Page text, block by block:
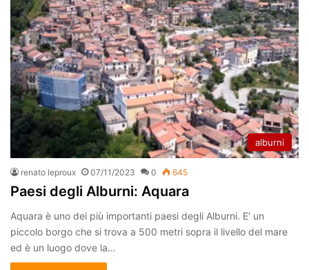
alburni
renato leproux 07/11/2023 0 645
Paesi degli Alburni: Aquara
Aquara è uno dei più importanti paesi degli Alburni. E’ un
piccolo borgo che si trova a 500 metri sopra il livello del mare
ed è un luogo dove la…